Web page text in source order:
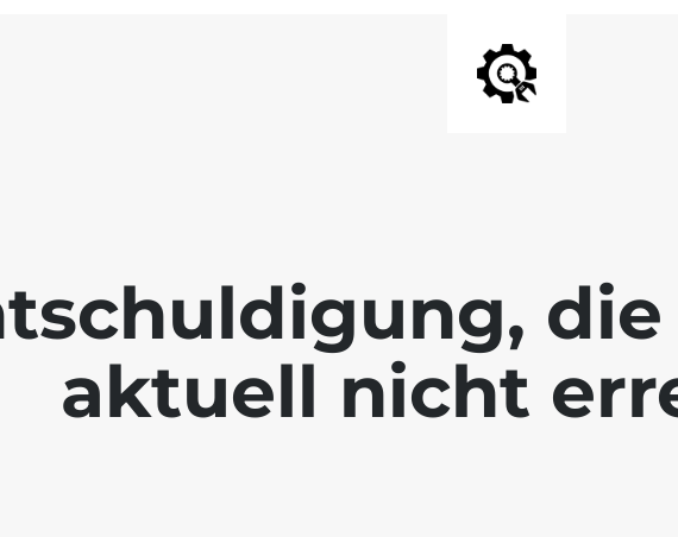
aktuell nicht